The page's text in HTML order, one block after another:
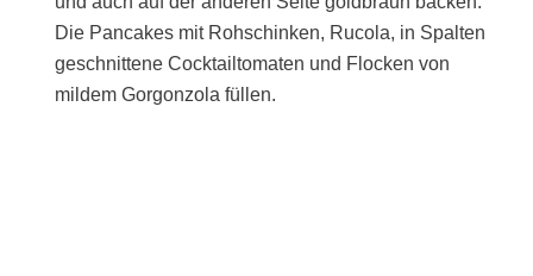
Die Pancakes mit Rohschinken, Rucola, in Spalten
geschnittene Cocktailtomaten und Flocken von
mildem Gorgonzola füllen.